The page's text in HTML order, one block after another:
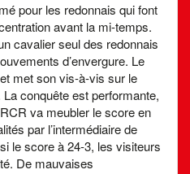
pour les redonnais qui font
avant la mi-temps.
cavalier seul des redonnais
d’envergure. Le
met son vis-à-vis sur le
conquête est performante,
va meubler le score en
par l’intermédiaire de
le score à 24-3, les visiteurs
De mauvaises